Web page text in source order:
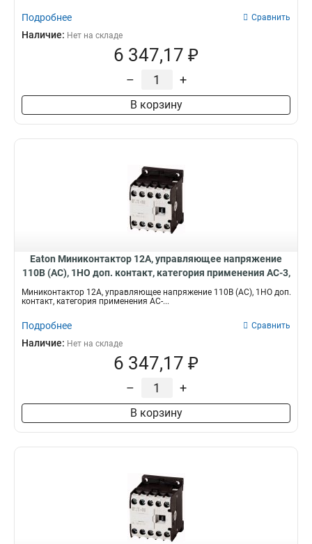
Подробнее Сравнить
Наличие: Нет на складе
6 347,17 ₽
– +
В корзину
Eaton Миниконтактор 12А, управляющее напряжение
110В (AC), 1НO доп. контакт, категория применения AC-3,
АС4 DILEM12-01(110V50Hz)
Миниконтактор 12А, управляющее напряжение 110В (AC), 1НO доп.
контакт, категория применения AC-...
Подробнее Сравнить
Наличие: Нет на складе
6 347,17 ₽
– +
В корзину